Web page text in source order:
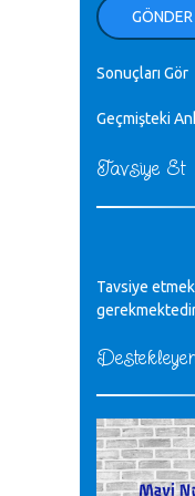
ellerinden
Kurtuluş
♪
Mavi
♪
♪
sayın
edi 6440
GÖNDER
Sonuçları Gör
Geçmişteki
Tavsiye Et
Tavsiye